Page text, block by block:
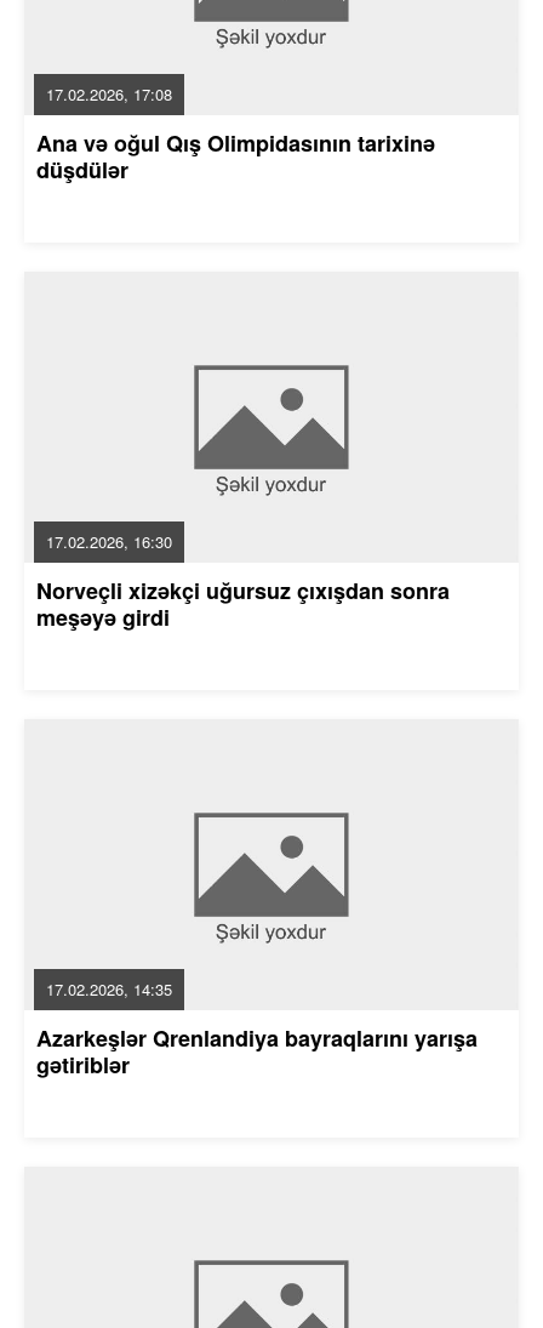
17.02.2026, 17:08
Ana və oğul Qış Olimpidasının tarixinə
düşdülər
17.02.2026, 16:30
Norveçli xizəkçi uğursuz çıxışdan sonra
meşəyə girdi
17.02.2026, 14:35
Azarkeşlər Qrenlandiya bayraqlarını yarışa
gətiriblər